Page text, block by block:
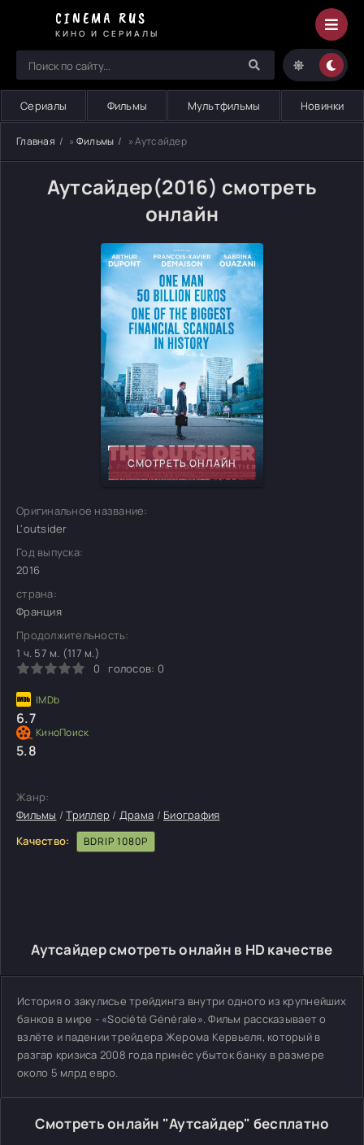
CINEMA RUS
КИНО И СЕРИАЛЫ
Сериалы Фильмы Мультфильмы Новинки
Главная » Фильмы » Аутсайдер
Аутсайдер(2016) смотреть
онлайн
СМОТРЕТЬ ОНЛАЙН
Оригинальное название:
L'outsider
Год выпуска:
2016
страна:
Франция
Продолжительность:
1 ч. 57 м. (117 м.)
0
голосов: 0
6.7
5.8
Жанр:
Фильмы /Триллер / Драма / Биография
Качество:
BDRIP 1080P
Аутсайдер смотреть онлайн в HD качестве
История о закулисье трейдинга внутри одного из крупнейших
банков в мире - «Société Générale». Фильм рассказывает о
взлёте и падении трейдера Жерома Кервьеля, который в
разгар кризиса 2008 года принёс убыток банку в размере
около 5 млрд евро.
Смотреть онлайн "Аутсайдер" бесплатно